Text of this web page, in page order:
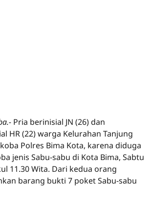
Pria berinisial JN (26) dan
HR (22) warga Kelurahan Tanjung
Polres Bima Kota, karena diduga
jenis Sabu-sabu di Kota Bima, Sabtu
11.30 Wita. Dari kedua orang
barang bukti 7 poket Sabu-sabu